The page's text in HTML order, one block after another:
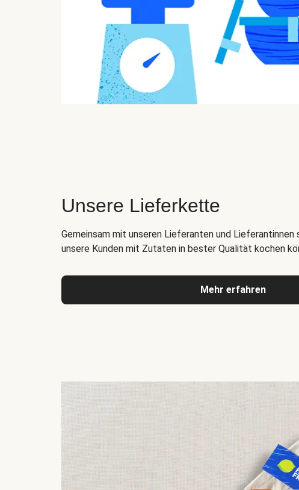
Unsere Lieferkette
Gemeinsam mit unseren Lieferanten und Lieferantinnen
unsere Kunden mit Zutaten in bester Qualität kochen
Mehr erfahren